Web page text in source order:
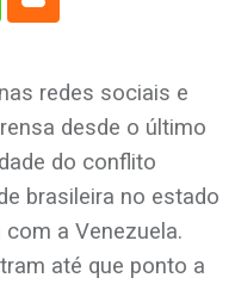
Cloud
redes sociais e
desde o último
do conflito
brasileira no estado
a Venezuela.
até que ponto a